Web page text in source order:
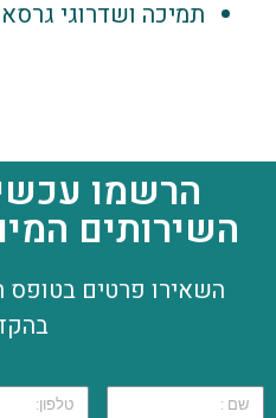
תמיכה ושדרוגי
הרשמו
השירותים
השאירו פרטים בטופס